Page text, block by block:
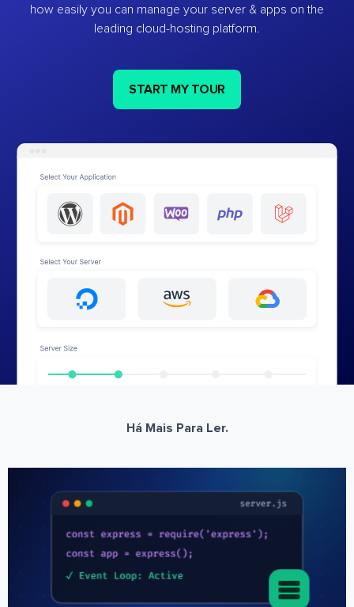
how easily you can manage your server & apps on the
leading cloud-hosting platform.
START MY TOUR
Há Mais Para Ler.